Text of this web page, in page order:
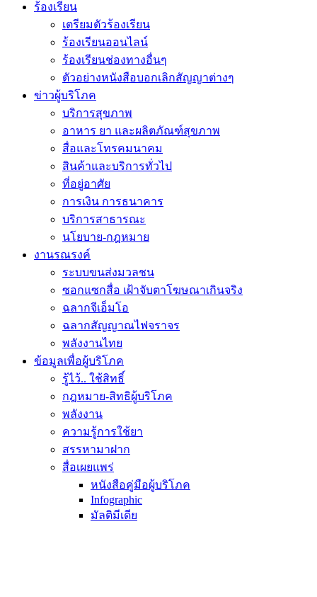
ร้องเรียน
เตรียมตัวร้องเรียน
ร้องเรียนออนไลน์
ร้องเรียนช่องทางอื่นๆ
ตัวอย่างหนังสือบอกเลิกสัญญาต่างๆ
ข่าวผู้บริโภค
บริการสุขภาพ
อาหาร ยา และผลิตภัณฑ์สุขภาพ
สื่อและโทรคมนาคม
สินค้าและบริการทั่วไป
ที่อยู่อาศัย
การเงิน การธนาคาร
บริการสาธารณะ
นโยบาย-กฎหมาย
งานรณรงค์
ระบบขนส่งมวลชน
ซอกแซกสื่อ เฝ้าจับตาโฆษณาเกินจริง
ฉลากจีเอ็มโอ
ฉลากสัญญาณไฟจราจร
พลังงานไทย
ข้อมูลเพื่อผู้บริโภค
รู้ไว้.. ใช้สิทธิ์
กฎหมาย-สิทธิผู้บริโภค
พลังงาน
ความรู้การใช้ยา
สรรหามาฝาก
สื่อเผยแพร่
หนังสือคู่มือผู้บริโภค
Infographic
มัลติมีเดีย